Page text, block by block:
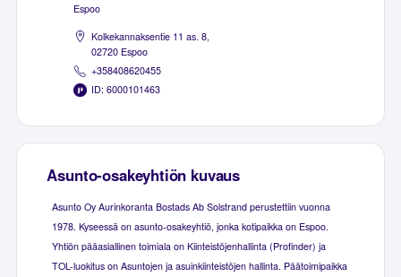
Espoo
Kolkekannaksentie 11 as. 8,
02720 Espoo
+358408620455
ID: 6000101463
Asunto-osakeyhtiön kuvaus
Asunto Oy Aurinkoranta Bostads Ab Solstrand perustettiin vuonna
1978. Kyseessä on asunto-osakeyhtiö, jonka kotipaikka on Espoo.
Yhtiön pääasiallinen toimiala on Kiinteistöjenhallinta (Profinder) ja
TOL-luokitus on Asuntojen ja asuinkiinteistöjen hallinta. Päätoimipaikka